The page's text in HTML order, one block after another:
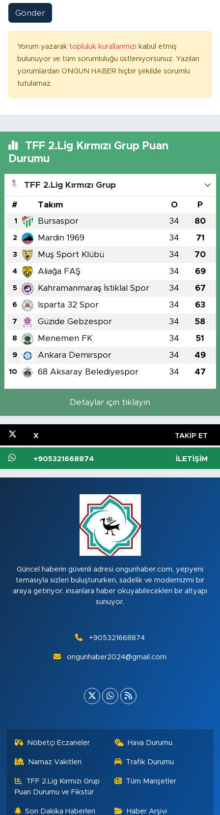
Gönder
Yorum yazarak topluluk kurallarımızı kabul etmiş
bulunuyor ve tüm sorumluluğu üstleniyorsunuz. Yazılan
yorumlardan ONGUN HABER hiçbir şekilde sorumlu
tutulamaz.
TFF 2.Lig Kırmızı Grup Puan
Durumu
TFF 2.Lig Kırmızı Grup
# Takım O P
1 Bursaspor 34 80
2 Mardin 1969 34 71
3 Muş Sport Klübü 34 70
4 Aliağa FAŞ 34 69
5 Kahramanmaraş İstiklal Spor 34 67
6 Isparta 32 Spor 34 63
7 Güzide Gebzespor 34 58
8 Menemen FK 34 51
9 Ankara Demirspor 34 49
10 68 Aksaray Belediyespor 34 47
Detaylar için tıklayın
X TAKIP ET
+905321668874 İLETIŞIM
Güncel haberin güvenli adresi ongunhaber.com, yepyeni
temasıyla sizleri buluştururken, sadelik ve modernizmi bir
araya getiriyor. insanlara haber okuyabilecekleri bir altyapı
sunuyor.
+905321668874
ongunhaber2024@gmail.com
Nöbetçi Eczaneler Hava Durumu
Namaz Vakitleri Trafik Durumu
TFF 2.Lig Kırmızı Grup
Puan Durumu ve Fikstür
Tüm Manşetler
Son Dakika Haberleri Haber Arşivi